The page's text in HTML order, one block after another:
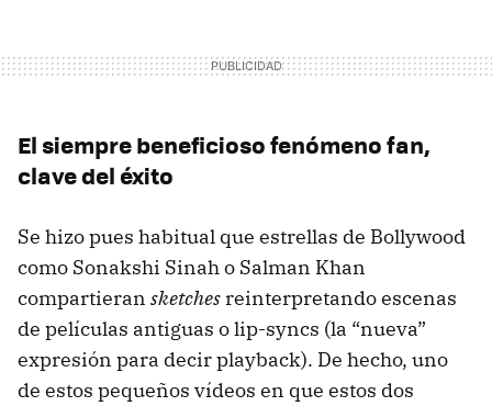
El siempre beneficioso fenómeno fan,
clave del éxito
Se hizo pues habitual que estrellas de Bollywood
como Sonakshi Sinah o Salman Khan
compartieran sketches reinterpretando escenas
de películas antiguas o lip-syncs (la “nueva”
expresión para decir playback). De hecho, uno
de estos pequeños vídeos en que estos dos